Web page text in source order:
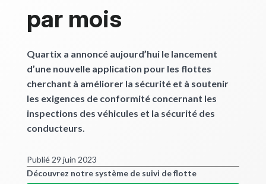
par mois
Quartix a annoncé aujourd’hui le lancement
d’une nouvelle application pour les flottes
cherchant à améliorer la sécurité et à soutenir
les exigences de conformité concernant les
inspections des véhicules et la sécurité des
conducteurs.
Publié 29 juin 2023
Découvrez notre système de suivi de flotte